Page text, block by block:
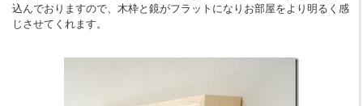
込んでおりますので、木枠と鏡がフラットになりお部屋をより明るく感
じさせてくれます。